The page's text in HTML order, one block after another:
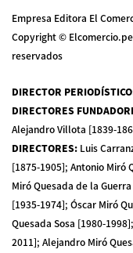
Empresa Editora El
Copyright ©
reservados
DIRECTOR PERIODÍSTICO
DIRECTORES
Alejandro Villota [1839-
DIRECTORES: Luis
[1875-1905]; Antonio Miró
Miró Quesada de la
[1935-1974]; Óscar Miró
Quesada Sosa [1980-
2011]; Alejandro Miró